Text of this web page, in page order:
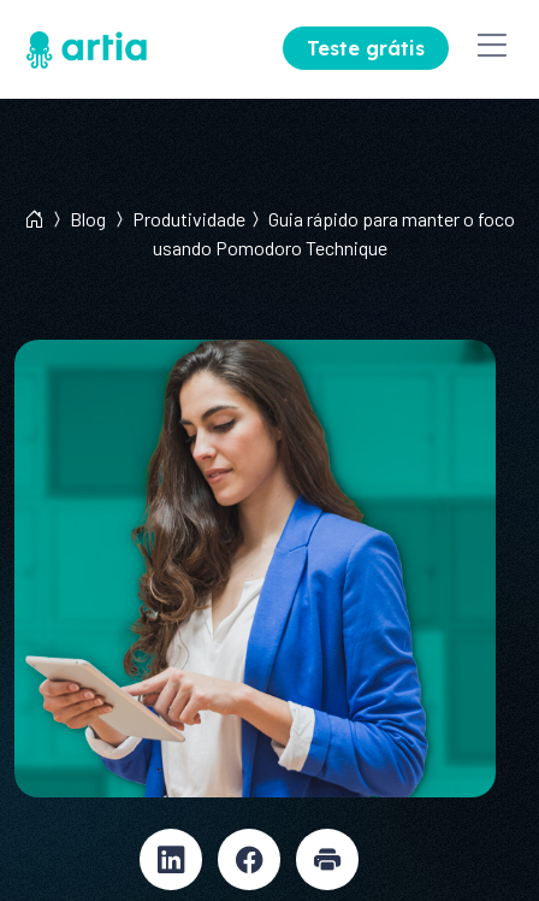
Teste grátis
Blog Produtividade
Guia rápido para manter o foco
usando Pomodoro Technique